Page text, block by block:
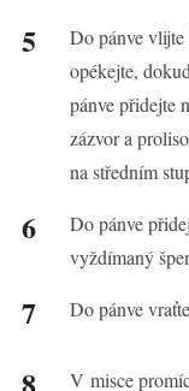
Do pánve
opékejte,
pánve přidejte
zázvor a
na středním
Do pánve
vyždímaný
Do pánve
V misce